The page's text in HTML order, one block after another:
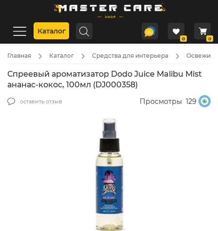
Каталог
0 0
Главная Каталог Средства для интерьера
Спреевый ароматизатор Dodo Juice Malibu Mist
ананас-кокос, 100мл (DJ000358)
оставить отзыв Просмотры 129